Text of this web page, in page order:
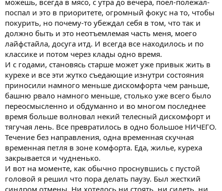
поспал и это в приоритете, огромный фокус на то, чтобы
покурить, но почему-то убеждал себя в том, что так и
должно быть и это неотъемлемая часть меня, моего
лайфстайла, досуга итд. И всегда все находилось и по
классике и потом через клады одно время.
И с годами, становясь старше может уже привык жить в
курехе и все эти жутко съедающие изнутри состояния
приносили намного меньше дискомфорта чем раньше,
башню рвало намного меньше, столько уже всего было
переосмысленно и обдуманно и во многом последнее
время больше волновал некий телесный дискомфорт и
тягучая лень. Все превратилось в одно большое НИЧЕГО.
Течение без направления, одна временная скучная
временная петля в зоне комфорта. Еда, жилье, куреха
закрывается и чудненько.
И вот на моменте, как обычно проснувшись с пустой
головой я решил что пора делать паузу. Был жесткий
синдром отмены. Ни хотелось ни стоять, ни сидеть, ни